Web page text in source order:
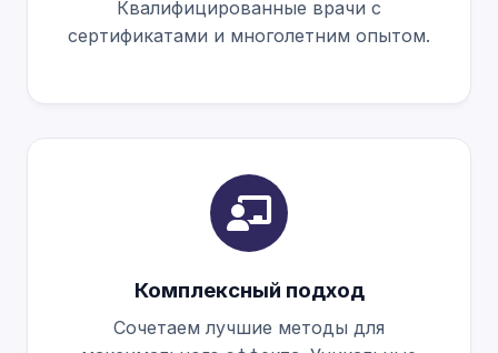
Квалифицированные врачи с
сертификатами и многолетним опытом.
Комплексный подход
Сочетаем лучшие методы для